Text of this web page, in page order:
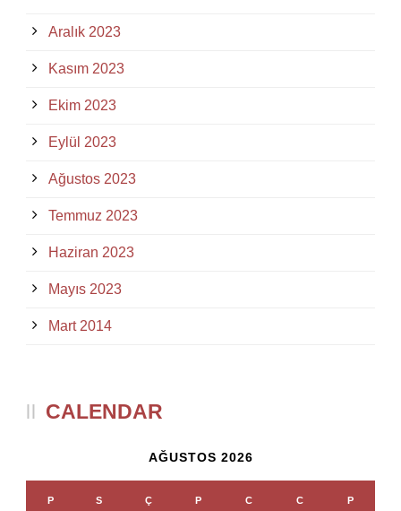
Aralık 2023
Kasım 2023
Ekim 2023
Eylül 2023
Ağustos 2023
Temmuz 2023
Haziran 2023
Mayıs 2023
Mart 2014
CALENDAR
AĞUSTOS 2026
P S Ç P C C P